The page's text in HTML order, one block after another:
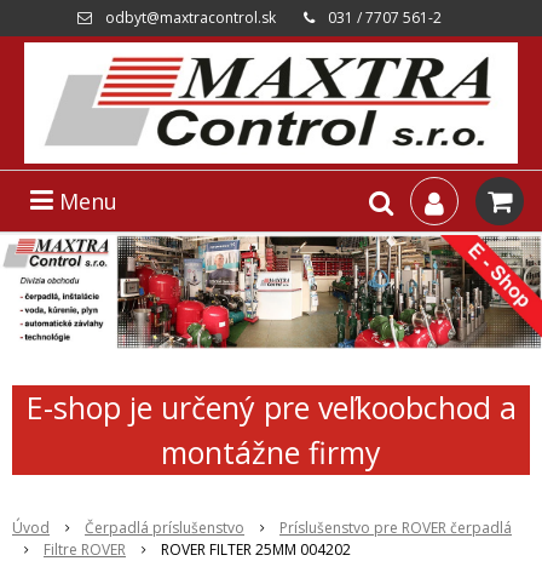
odbyt@maxtracontrol.sk 031 / 7707 561-2
Menu
E-shop je určený pre veľkoobchod a
montážne firmy
Úvod Čerpadlá príslušenstvo
Príslušenstvo pre ROVER čerpadlá
Filtre ROVER
ROVER FILTER 25MM 004202